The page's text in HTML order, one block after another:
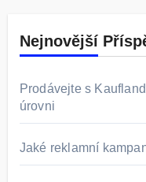
Nejnovější
Prodávejte s
úrovni
Jaké reklamní